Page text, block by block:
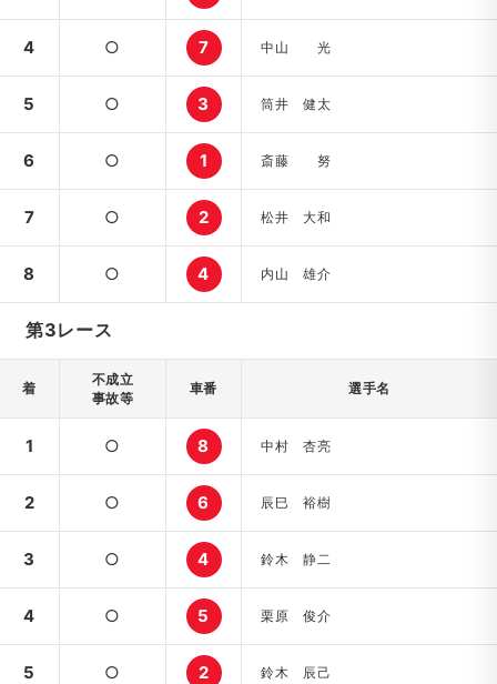
4 ○ 7 中山 光
5 ○ 3 筒井 健太
6 ○ 1 斎藤 努
7 ○ 2 松井 大和
8 ○ 4 内山 雄介
第3レース
着
不成立
事故等
車番 選手名
1 ○ 8 中村 杏亮
2 ○ 6 辰巳 裕樹
3 ○ 4 鈴木 静二
4 ○ 5 栗原 俊介
5 ○ 2 鈴木 辰己